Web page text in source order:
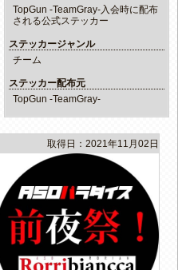
TopGun -TeamGray-入会時に配布
される公式ステッカー
ステッカージャンル
チーム
ステッカー配布元
TopGun -TeamGray-
取得日：2021年11月02日